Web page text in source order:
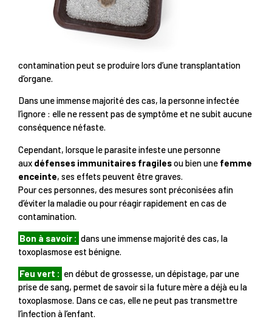
contamination peut se produire lors d’une transplantation
d’organe.
Dans une immense majorité des cas, la personne infectée
l’ignore : elle ne ressent pas de symptôme et ne subit aucune
conséquence néfaste.
Cependant, lorsque le parasite infeste une personne
aux défenses immunitaires fragilesou bien une femme
enceinte, ses effets peuvent être graves.
Pour ces personnes, des mesures sont préconisées afin
d’éviter la maladie ou pour réagir rapidement en cas de
contamination.
Bon à savoir : dans une immense majorité des cas, la
toxoplasmose est bénigne.
Feu vert : en début de grossesse, un dépistage, par une
prise de sang, permet de savoir si la future mère a déjà eu la
toxoplasmose. Dans ce cas, elle ne peut pas transmettre
l’infection à l’enfant.